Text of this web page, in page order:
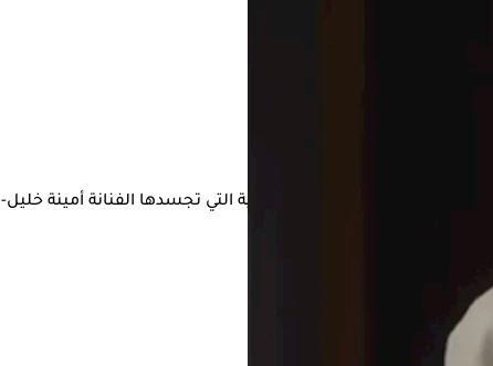
الذي نشرته نيلي -الشخصية التي تجسدها الفنانة أمينة خليل-